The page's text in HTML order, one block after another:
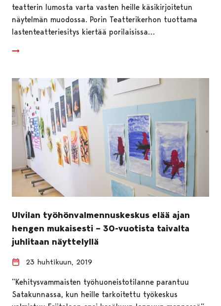
teatterin lumosta varta vasten heille käsikirjoitetun
näytelmän muodossa. Porin Teatterikerhon tuottama
lastenteatteriesitys kiertää porilaisissa…
Ulvilan työhönvalmennuskeskus elää ajan
hengen mukaisesti – 30-vuotista taivalta
juhlitaan näyttelyllä
23 huhtikuun, 2019
”Kehitysvammaisten työhuoneistotilanne parantuu
Satakunnassa, kun heille tarkoitettu työkeskus